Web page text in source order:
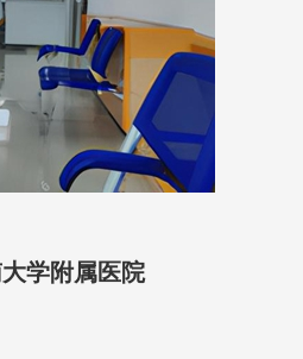
学附属医院